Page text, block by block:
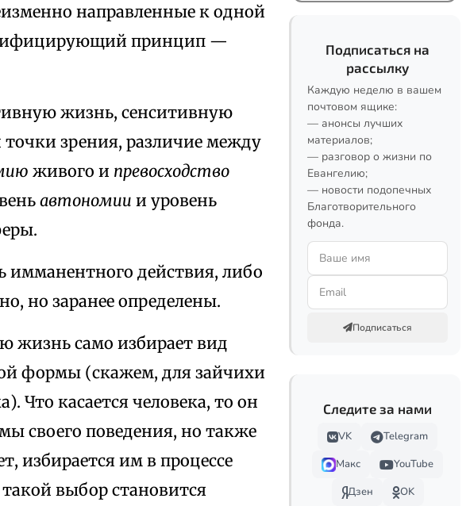
направленные к одной
принцип —
жизнь, сенситивную
зрения, различие между
живого и превосходство
автономии и уровень
имманентного действия, либо
но заранее определены.
жизнь само избирает вид
формы (скажем, для зайчихи
Что касается человека, то он
своего поведения, но также
избирается им в процессе
выбор становится
Подписаться на
рассылку
Каждую неделю в вашем
почтовом ящике:
— анонсы лучших
материалов;
— разговор о жизни по
Евангелию;
— новости подопечных
Благотворительного
фонда.
Подписаться
Следите за нами
VK
Telegram
Макс
YouTube
Дзен
OK